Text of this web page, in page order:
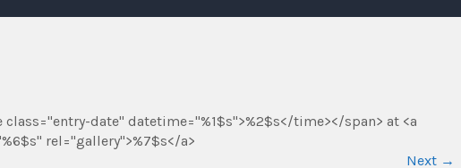
date" datetime="%1$s">%2$s</time></span> at <a
rel="gallery">%7$s</a>
Next →